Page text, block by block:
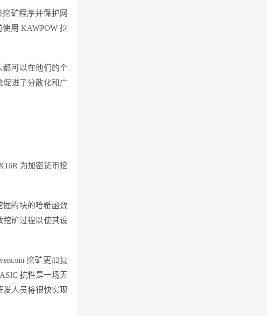
矿程序并保护网
用 KAWPOW 挖
都可以在他们的个
促进了分散化和广
为加密货币挖
掘的块的哈希函数
挖矿过程以使其设
挖矿更加复
抗性是一场无
发人员将很快实现